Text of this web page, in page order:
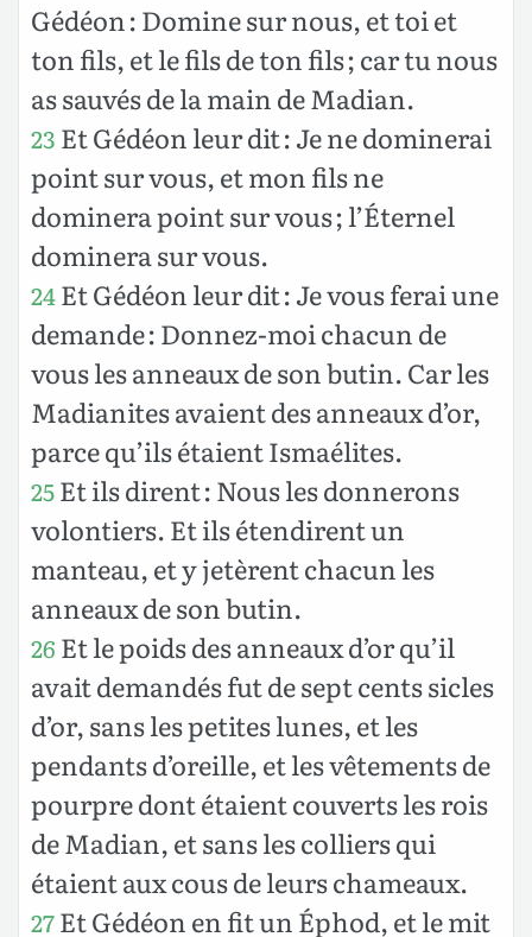
Gédéon : Domine sur nous, et toi et
ton fils, et le fils de ton fils ; car tu nous
as sauvés de la main de Madian.
23 Et Gédéon leur dit : Je ne dominerai
point sur vous, et mon fils ne
dominera point sur vous ; l’Éternel
dominera sur vous.
24Et Gédéon leur dit : Je vous ferai une
demande : Donnez-moi chacun de
vous les anneaux de son butin. Car les
Madianites avaient des anneaux d’or,
parce qu’ils étaient Ismaélites.
25Et ils dirent : Nous les donnerons
volontiers. Et ils étendirent un
manteau, et y jetèrent chacun les
anneaux de son butin.
26 Et le poids des anneaux d’or qu’il
avait demandés fut de sept cents sicles
d’or, sans les petites lunes, et les
pendants d’oreille, et les vêtements de
pourpre dont étaient couverts les rois
de Madian, et sans les colliers qui
étaient aux cous de leurs chameaux.
27Et Gédéon en fit un Éphod, et le mit